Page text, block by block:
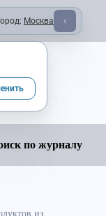
Москва
по журналу
из